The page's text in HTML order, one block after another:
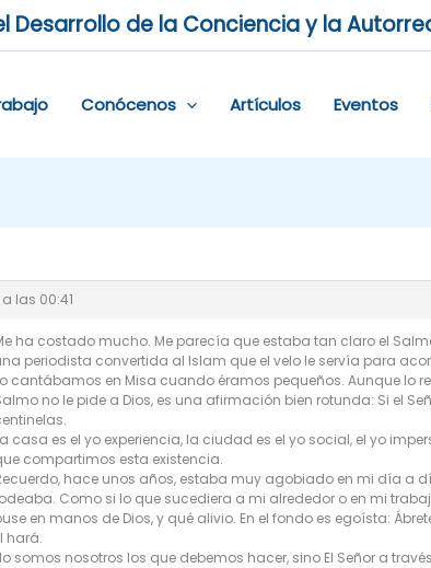
Desarrollo de la Conciencia y la
Conócenos Artículos Eventos
las 00:41
ha costado mucho. Me parecía que estaba tan claro el
periodista convertida al Islam que el velo le servía para
cantábamos en Misa cuando éramos pequeños. Aunque lo
no le pide a Dios, es una afirmación bien rotunda: Si el
casa es el yo experiencia, la ciudad es el yo social, el yo
compartimos esta existencia.
hace unos años, estaba muy agobiado en mi día a
Como si lo que sucediera a mi alrededor o en mi
en manos de Dios, y qué alivio. En el fondo es egoísta:
hará.
somos nosotros los que debemos hacer, sino El Señor a